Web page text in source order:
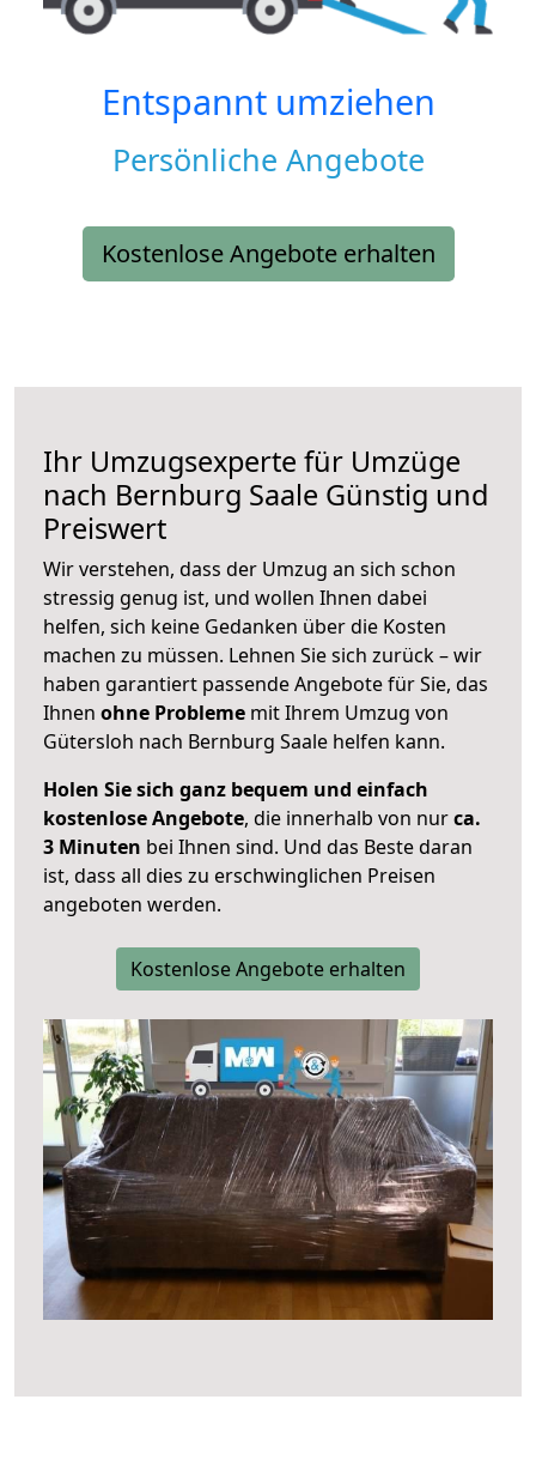
Entspannt umziehen
Persönliche Angebote
Kostenlose Angebote erhalten
Ihr Umzugsexperte für Umzüge
nach Bernburg Saale Günstig und
Preiswert
Wir verstehen, dass der Umzug an sich schon
stressig genug ist, und wollen Ihnen dabei
helfen, sich keine Gedanken über die Kosten
machen zu müssen. Lehnen Sie sich zurück – wir
haben garantiert passende Angebote für Sie, das
Ihnen ohne Probleme mit Ihrem Umzug von
Gütersloh nach Bernburg Saale helfen kann.
Holen Sie sich ganz bequem und einfach
kostenlose Angebote, die innerhalb von nurca.
3 Minuten bei Ihnen sind. Und das Beste daran
ist, dass all dies zu erschwinglichen Preisen
angeboten werden.
Kostenlose Angebote erhalten